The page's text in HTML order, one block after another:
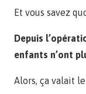
Et vous savez
Depuis
enfants n’ont
Alors, ça valait